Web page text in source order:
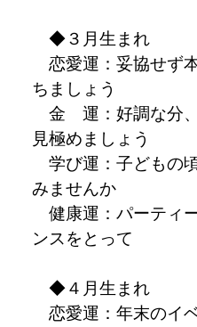
◆３月生まれ
恋愛運：妥協せず
ちましょう
金 運：好調な分、
見極めましょう
学び運：子どもの
みませんか
健康運：パーティ
ンスをとって
◆４月生まれ
恋愛運：年末のイ